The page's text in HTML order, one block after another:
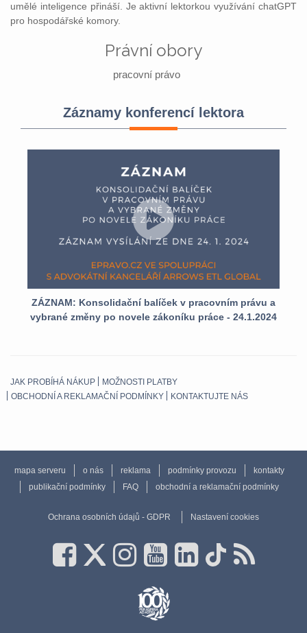
umělé inteligence přináší. Je aktivní lektorkou využívání chatGPT
pro hospodářské komory.
Právní obory
pracovní právo
Záznamy konferencí lektora
ZÁZNAM: Konsolidační balíček v pracovním právu a
vybrané změny po novele zákoníku práce - 24.1.2024
JAK PROBÍHÁ NÁKUP
MOŽNOSTI PLATBY
OBCHODNÍ A REKLAMAČNÍ PODMÍNKY
KONTAKTUJTE NÁS
mapa serveru o nás reklama podmínky provozu
kontakty
publikační podmínky
FAQ obchodní a reklamační podmínky
Ochrana osobních údajů - GDPR Nastavení cookies